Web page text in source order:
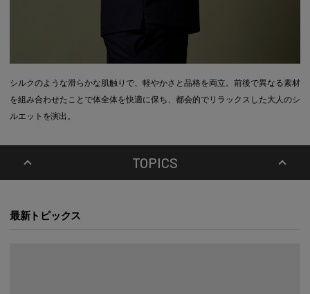
シルクのような滑らかな肌触りで、軽やかさと品格を両立。前後で異なる素材
を組み合わせたことで体全体を快適に保ち、都会的でリラックスした大人のシ
ルエットを演出。
TOPICS
最新トピックス